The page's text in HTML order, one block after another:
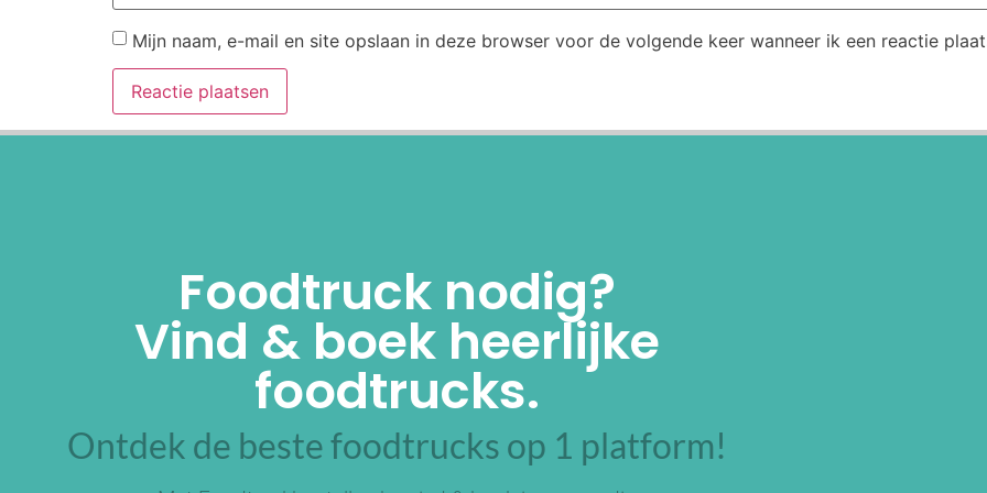
Mijn naam, e-mail en site opslaan in deze browser voor de volgende keer wanneer ik een reactie
Foodtruck nodig?
Vind & boek heerlijke
foodtrucks.
Ontdek de beste foodtrucks op 1 platform!